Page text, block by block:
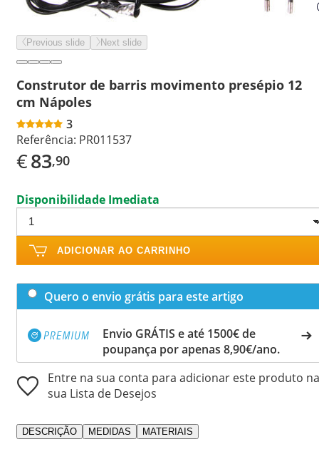
Previous slide Next slide
Construtor de barris movimento presépio 12
cm Nápoles
3
Referência: PR011537
€83,90
Disponibilidade Imediata
ADICIONAR AO CARRINHO
Quero o envio grátis para este artigo
Envio GRÁTIS e até 1500€ de
poupança por apenas 8,90€/ano.
Entre na sua conta para adicionar este produto na
sua Lista de Desejos
DESCRIÇÃO MEDIDAS MATERIAIS